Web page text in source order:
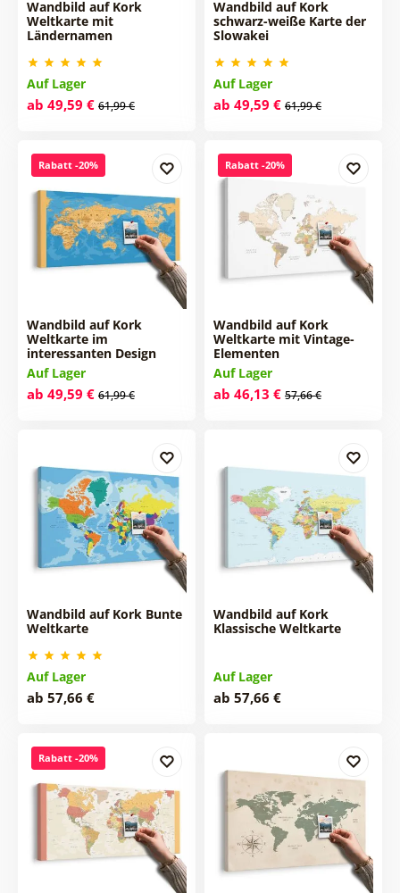
Wandbild auf Kork
Weltkarte mit
Ländernamen
Auf Lager
ab 49,59 € 61,99 €
Wandbild auf Kork
schwarz-weiße Karte der
Slowakei
Auf Lager
ab 49,59 € 61,99 €
Rabatt -20%
Wandbild auf Kork
Weltkarte im
interessanten Design
Auf Lager
ab 49,59 € 61,99 €
Rabatt -20%
Wandbild auf Kork
Weltkarte mit Vintage-
Elementen
Auf Lager
ab 46,13 € 57,66 €
Wandbild auf Kork Bunte
Weltkarte
Auf Lager
ab 57,66 €
Wandbild auf Kork
Klassische Weltkarte
Auf Lager
ab 57,66 €
Rabatt -20%